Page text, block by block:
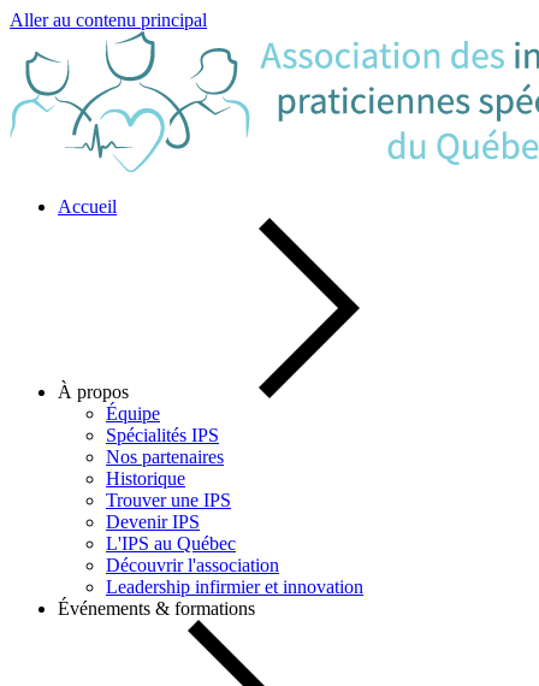
Aller au contenu principal
Accueil
À propos
Équipe
Spécialités IPS
Nos partenaires
Historique
Trouver une IPS
Devenir IPS
L'IPS au Québec
Découvrir l'association
Leadership infirmier et innovation
Événements & formations